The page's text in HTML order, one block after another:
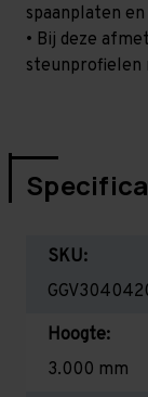
spaanplaten
• Bij deze
steunprofielen
SKU:
Hoogte:
3.000 mm